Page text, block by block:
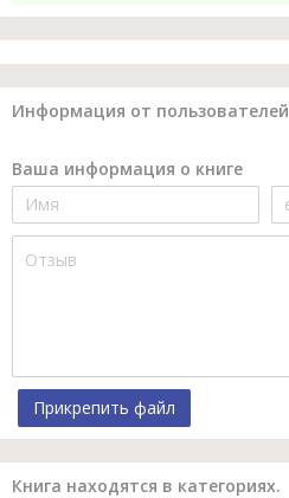
Информация от пользователей
Ваша информация о книге
Прикрепить файл
Книга находятся в категориях.